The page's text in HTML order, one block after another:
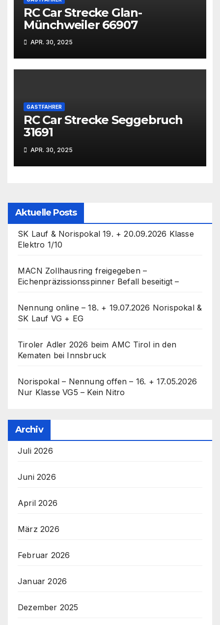
RC Car Strecke Glan-
Münchweiler 66907
APR. 30, 2025
GASTFAHRER
RC Car Strecke Seggebruch
31691
APR. 30, 2025
Aktuelle Posts
SK Lauf & Norispokal 19. + 20.09.2026 Klasse
Elektro 1/10
MACN Zollhausring freigegeben –
Eichenpräzissionsspinner Befall beseitigt –
Nennung online – 18. + 19.07.2026 Norispokal &
SK Lauf VG + EG
Tiroler Adler 2026 beim AMC Tirol in den
Kematen bei Innsbruck
Norispokal – Nennung offen – 16. + 17.05.2026
Nur Klasse VG5 – Kein Nitro
Archiv
Juli 2026
Juni 2026
April 2026
März 2026
Februar 2026
Januar 2026
Dezember 2025